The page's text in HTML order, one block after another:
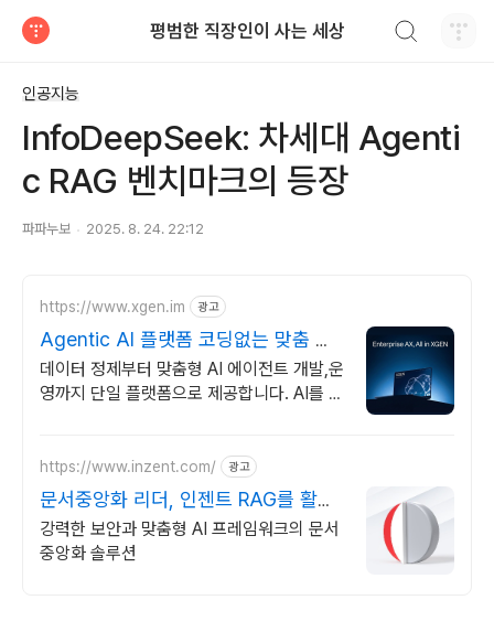
평범한 직장인이 사는 세상
인공지능
InfoDeepSeek: 차세대 Agenti
c RAG 벤치마크의 등장
파파누보 2025. 8. 24. 22:12
https://www.xgen.im 광고
Agentic AI 플랫폼 코딩없는 맞춤 에
이전트 구현
데이터 정제부터 맞춤형 AI 에이전트 개발,운
영까지 단일 플랫폼으로 제공합니다. AI를 지
https://www.inzent.com/ 광고
문서중앙화 리더, 인젠트 RAG를 활용
한 독보적 기술
강력한 보안과 맞춤형 AI 프레임워크의 문서
중앙화 솔루션